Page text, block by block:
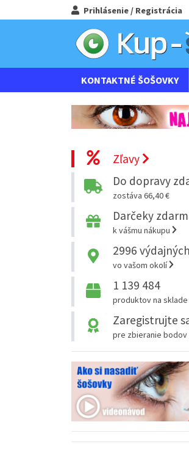
Prihlásenie / Registrácia
KONTAKTNÉ ŠOŠOVKY
Zľavy
Do dopravy
zostáva 66,40 €
Darčeky
k vášmu nákupu
2996
vo vašom okolí
1 139 484
produktov na sklade
Zaregistrujte
pre zbieranie bodov